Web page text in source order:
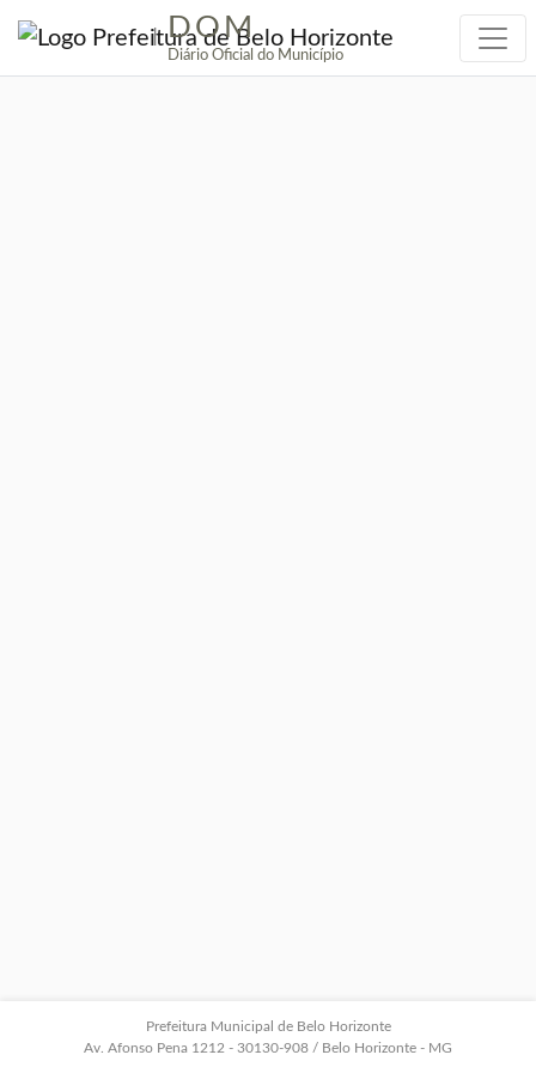
| DOM
Diário Oficial do Município
Prefeitura Municipal de Belo Horizonte
Av. Afonso Pena 1212 - 30130-908 / Belo Horizonte - MG